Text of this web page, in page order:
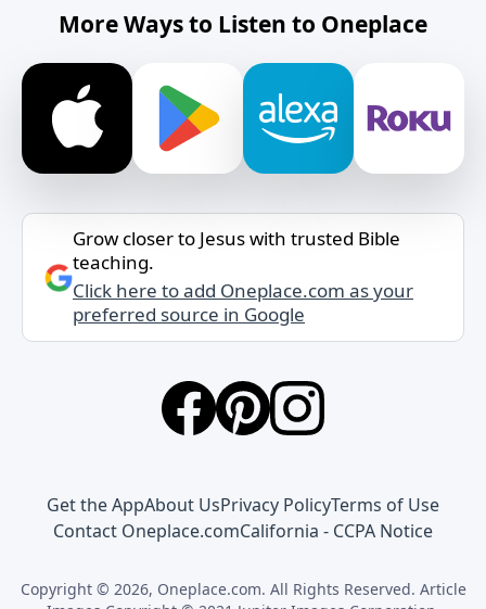
More Ways to Listen to Oneplace
Grow closer to Jesus with trusted Bible
teaching.
Click here to add Oneplace.com as your
preferred source in Google
Get the AppAbout UsPrivacy PolicyTerms of Use
Contact Oneplace.comCalifornia - CCPA Notice
Copyright © 2026, Oneplace.com. All Rights Reserved. Article